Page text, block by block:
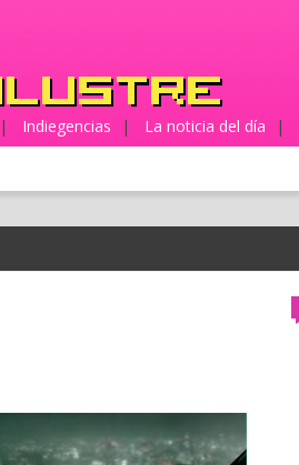
| Indiegencias | La noticia del día |